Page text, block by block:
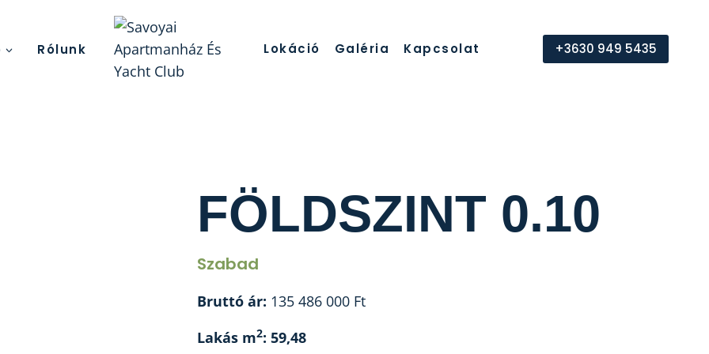
Rólunk Lokáció Galéria Kapcsolat +3630 949 5435
FÖLDSZINT 0.10
Szabad
Bruttó ár: 135 486 000 Ft
Lakás m2: 59,48